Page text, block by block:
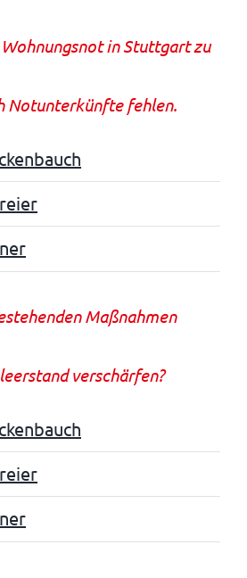
in Stuttgart zu
Notunterkünfte fehlen.
Maßnahmen
verschärfen?